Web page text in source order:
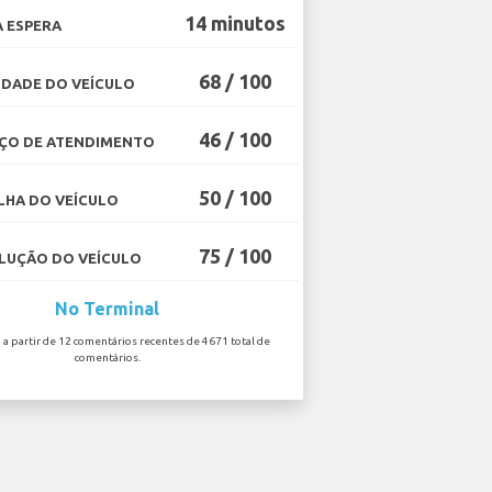
ESPERA 14 minutos
DO VEÍCULO 68 / 100
DE ATENDIMENTO 46 / 100
DO VEÍCULO 50 / 100
DO VEÍCULO 75 / 100
No Terminal
a partir de 12 comentários recentes de 4671 total de
comentários.